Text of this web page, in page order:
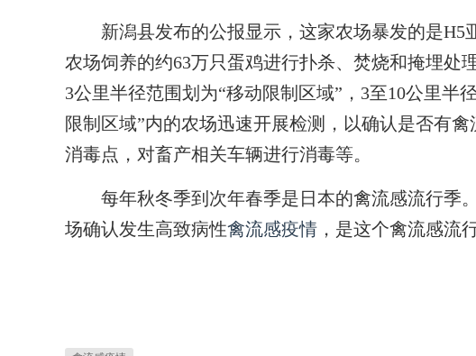
新潟县发布的公报显示，这家农场暴发的是H5
农场饲养的约63万只蛋鸡进行扑杀、焚烧和掩埋处
3公里半径范围划为“移动限制区域”，3至10公里半
限制区域”内的农场迅速开展检测，以确认是否有
消毒点，对畜产相关车辆进行消毒等。
每年秋冬季到次年春季是日本的禽流感流行季。
场确认发生高致病性禽流感疫情 ，是这个禽流感流